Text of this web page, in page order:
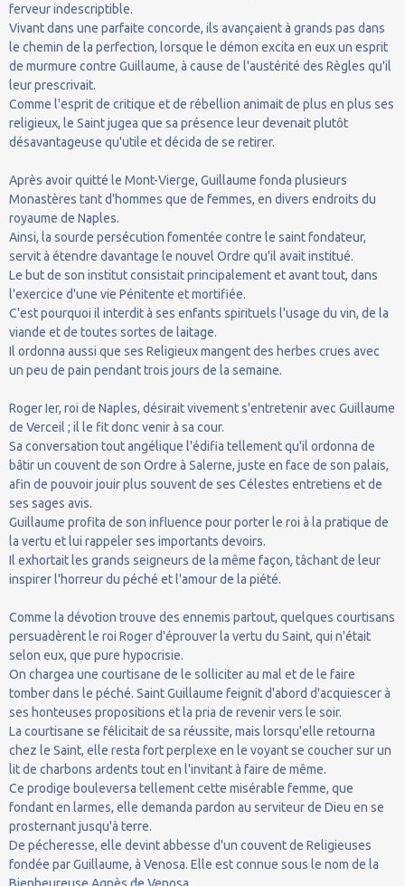
ferveur indescriptible.
Vivant dans une parfaite concorde, ils avançaient à grands pas dans
le chemin de la perfection, lorsque le démon excita en eux un esprit
de murmure contre Guillaume, à cause de l'austérité des Règles qu'il
leur prescrivait.
Comme l'esprit de critique et de rébellion animait de plus en plus ses
religieux, le Saint jugea que sa présence leur devenait plutôt
désavantageuse qu'utile et décida de se retirer.
Après avoir quitté le Mont-Vierge, Guillaume fonda plusieurs
Monastères tant d'hommes que de femmes, en divers endroits du
royaume de Naples.
Ainsi, la sourde persécution fomentée contre le saint fondateur,
servit à étendre davantage le nouvel Ordre qu'il avait institué.
Le but de son institut consistait principalement et avant tout, dans
l'exercice d'une vie Pénitente et mortifiée.
C'est pourquoi il interdit à ses enfants spirituels l'usage du vin, de la
viande et de toutes sortes de laitage.
Il ordonna aussi que ses Religieux mangent des herbes crues avec
un peu de pain pendant trois jours de la semaine.
Roger Ier, roi de Naples, désirait vivement s'entretenir avec Guillaume
de Verceil ; il le fit donc venir à sa cour.
Sa conversation tout angélique l'édifia tellement qu'il ordonna de
bâtir un couvent de son Ordre à Salerne, juste en face de son palais,
afin de pouvoir jouir plus souvent de ses Célestes entretiens et de
ses sages avis.
Guillaume profita de son influence pour porter le roi à la pratique de
la vertu et lui rappeler ses importants devoirs.
Il exhortait les grands seigneurs de la même façon, tâchant de leur
inspirer l'horreur du péché et l'amour de la piété.
Comme la dévotion trouve des ennemis partout, quelques courtisans
persuadèrent le roi Roger d'éprouver la vertu du Saint, qui n'était
selon eux, que pure hypocrisie.
On chargea une courtisane de le solliciter au mal et de le faire
tomber dans le péché. Saint Guillaume feignit d'abord d'acquiescer à
ses honteuses propositions et la pria de revenir vers le soir.
La courtisane se félicitait de sa réussite, mais lorsqu'elle retourna
chez le Saint, elle resta fort perplexe en le voyant se coucher sur un
lit de charbons ardents tout en l'invitant à faire de même.
Ce prodige bouleversa tellement cette misérable femme, que
fondant en larmes, elle demanda pardon au serviteur de Dieu en se
prosternant jusqu'à terre.
De pécheresse, elle devint abbesse d'un couvent de Religieuses
fondée par Guillaume, à Venosa. Elle est connue sous le nom de la
Bienheureuse Agnès de Venosa.